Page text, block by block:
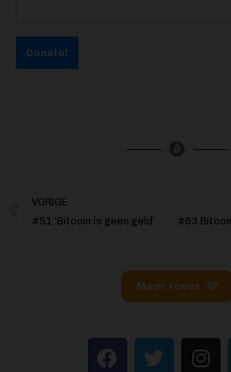
Donate!
VORIGE
#51 ‘Bitcoin is geen geld’
Meer Focus